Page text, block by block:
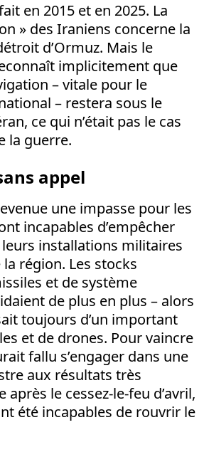
en 2015 et en 2025. La
» des Iraniens concerne la
d’Ormuz. Mais le
implicitement que
– vitale pour le
– restera sous le
ce qui n’était pas le cas
la guerre.
appel
une impasse pour les
incapables d’empêcher
leurs installations militaires
région. Les stocks
et de système
de plus en plus – alors
toujours d’un important
et de drones. Pour vaincre
fallu s’engager dans une
aux résultats très
le cessez-le-feu d’avril,
été incapables de rouvrir le